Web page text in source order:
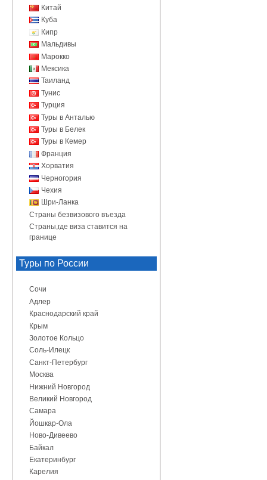
Китай
Куба
Кипр
Мальдивы
Марокко
Мексика
Таиланд
Тунис
Турция
Туры в Анталью
Туры в Белек
Туры в Кемер
Франция
Хорватия
Черногория
Чехия
Шри-Ланка
Страны безвизового въезда
Страны,где виза ставится на
границе
Туры по России
Сочи
Адлер
Краснодарский край
Крым
Золотое Кольцо
Соль-Илецк
Санкт-Петербург
Москва
Нижний Новгород
Великий Новгород
Самара
Йошкар-Ола
Ново-Дивеево
Байкал
Екатеринбург
Карелия